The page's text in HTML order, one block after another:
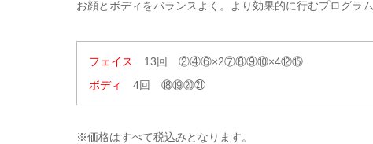
お顔とボディをバランスよく。より効果的に行むプログラム
フェイス
13回 ②④⑥×2⑦⑧⑨⑩×4⑫⑮
ボディ
4回 ⑱⑲⑳㉑
※価格はすべて税込みとなります。